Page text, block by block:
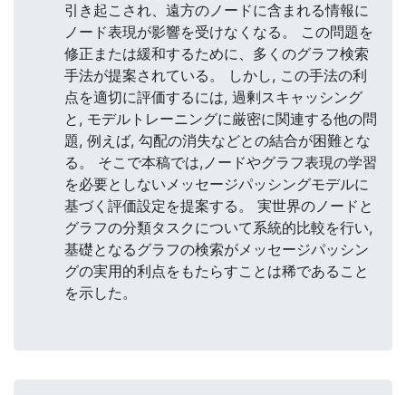
引き起こされ、遠方のノードに含まれる情報に
ノード表現が影響を受けなくなる。 この問題を
修正または緩和するために、多くのグラフ検索
手法が提案されている。 しかし, この手法の利
点を適切に評価するには, 過剰スキャッシング
と, モデルトレーニングに厳密に関連する他の問
題, 例えば, 勾配の消失などとの結合が困難とな
る。 そこで本稿では,ノードやグラフ表現の学習
を必要としないメッセージパッシングモデルに
基づく評価設定を提案する。 実世界のノードと
グラフの分類タスクについて系統的比較を行い,
基礎となるグラフの検索がメッセージパッシン
グの実用的利点をもたらすことは稀であること
を示した。